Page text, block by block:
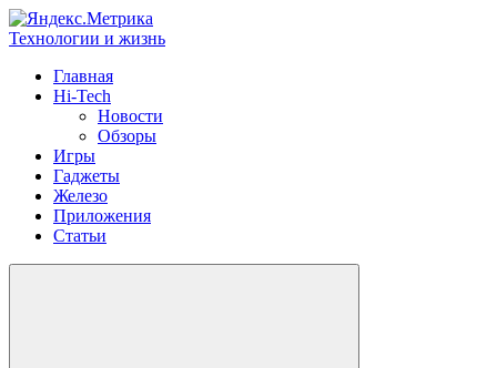
Технологии и жизнь
Главная
Hi-Tech
Новости
Обзоры
Игры
Гаджеты
Железо
Приложения
Статьи